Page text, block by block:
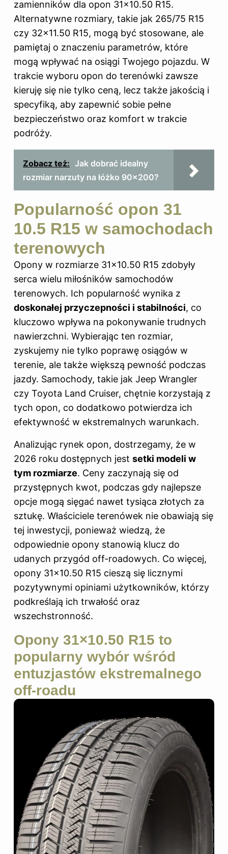
zamienników dla opon 31×10.50 R15.
Alternatywne rozmiary, takie jak 265/75 R15
czy 32×11.50 R15, mogą być stosowane, ale
pamiętaj o znaczeniu parametrów, które
mogą wpływać na osiągi Twojego pojazdu. W
trakcie wyboru opon do terenówki zawsze
kieruję się nie tylko ceną, lecz także jakością i
specyfiką, aby zapewnić sobie pełne
bezpieczeństwo oraz komfort w trakcie
podróży.
Zobacz też: Jak dobrać idealny
rozmiar narzuty na łóżko 90x200?
Popularność opon 31
10.5 R15 w samochodach
terenowych
Opony w rozmiarze 31×10.50 R15 zdobyły
serca wielu miłośników samochodów
terenowych. Ich popularność wynika z
doskonałej przyczepności i stabilności, co
kluczowo wpływa na pokonywanie trudnych
nawierzchni. Wybierając ten rozmiar,
zyskujemy nie tylko poprawę osiągów w
terenie, ale także większą pewność podczas
jazdy. Samochody, takie jak Jeep Wrangler
czy Toyota Land Cruiser, chętnie korzystają z
tych opon, co dodatkowo potwierdza ich
efektywność w ekstremalnych warunkach.
Analizując rynek opon, dostrzegamy, że w
2026 roku dostępnych jest setki modeli w
tym rozmiarze. Ceny zaczynają się od
przystępnych kwot, podczas gdy najlepsze
opcje mogą sięgać nawet tysiąca złotych za
sztukę. Właściciele terenówek nie obawiają się
tej inwestycji, ponieważ wiedzą, że
odpowiednie opony stanowią klucz do
udanych przygód off-roadowych. Co więcej,
opony 31×10.50 R15 cieszą się licznymi
pozytywnymi opiniami użytkowników, którzy
podkreślają ich trwałość oraz
wszechstronność.
Opony 31×10.50 R15 to
popularny wybór wśród
entuzjastów ekstremalnego
off-roadu